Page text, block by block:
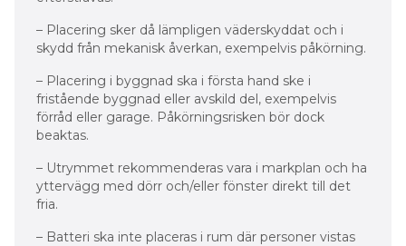
– Placering sker då lämpligen väderskyddat och i
skydd från mekanisk åverkan, exempelvis påkörning.
– Placering i byggnad ska i första hand ske i
fristående byggnad eller avskild del, exempelvis
förråd eller garage. Påkörningsrisken bör dock
beaktas.
– Utrymmet rekommenderas vara i markplan och ha
yttervägg med dörr och/eller fönster direkt till det
fria.
– Batteri ska inte placeras i rum där personer vistas